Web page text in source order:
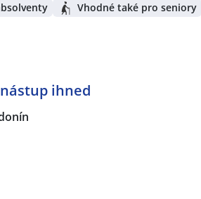
Vhodné také pro seniory
ihned